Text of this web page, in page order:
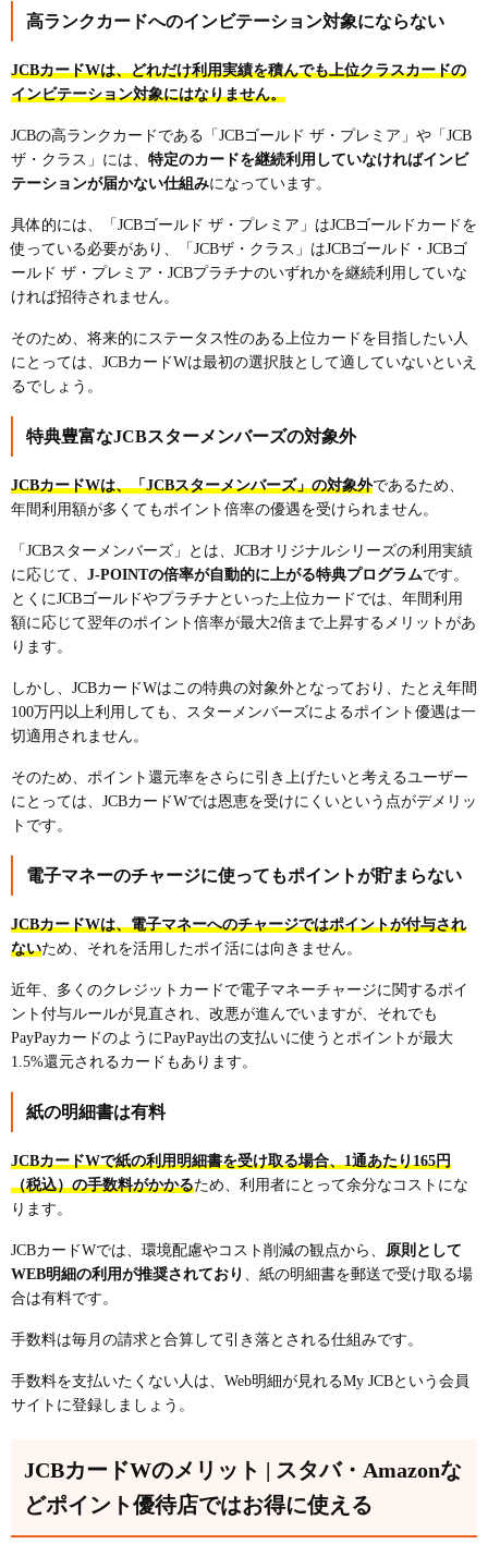
高ランクカードへのインビテーション対象にならない
JCBカードWは、どれだけ利用実績を積んでも上位クラスカードの
インビテーション対象にはなりません。
JCBの高ランクカードである「JCBゴールド ザ・プレミア」や「JCB
ザ・クラス」には、 特定のカードを継続利用していなければインビ
テーションが届かない仕組みになっています。
具体的には、「JCBゴールド ザ・プレミア」はJCBゴールドカードを
使っている必要があり、「JCBザ・クラス」はJCBゴールド・JCBゴ
ールド ザ・プレミア・JCBプラチナのいずれかを継続利用していな
ければ招待されません。
そのため、将来的にステータス性のある上位カードを目指したい人
にとっては、JCBカードWは最初の選択肢として適していないといえ
るでしょう。
特典豊富なJCBスターメンバーズの対象外
JCBカードWは、「JCBスターメンバーズ」の対象外であるため、
年間利用額が多くてもポイント倍率の優遇を受けられません。
「JCBスターメンバーズ」とは、JCBオリジナルシリーズの利用実績
に応じて、 J-POINTの倍率が自動的に上がる特典プログラムです。
とくにJCBゴールドやプラチナといった上位カードでは、年間利用
額に応じて翌年のポイント倍率が最大2倍まで上昇するメリットがあ
ります。
しかし、JCBカードWはこの特典の対象外となっており、たとえ年間
100万円以上利用しても、スターメンバーズによるポイント優遇は一
切適用されません。
そのため、ポイント還元率をさらに引き上げたいと考えるユーザー
にとっては、JCBカードWでは恩恵を受けにくいという点がデメリッ
トです。
電子マネーのチャージに使ってもポイントが貯まらない
JCBカードWは、電子マネーへのチャージではポイントが付与され
ないため、それを活用したポイ活には向きません。
近年、多くのクレジットカードで電子マネーチャージに関するポイ
ント付与ルールが見直され、改悪が進んでいますが、それでも
PayPayカードのようにPayPay出の支払いに使うとポイントが最大
1.5%還元されるカードもあります。
紙の明細書は有料
JCBカードWで紙の利用明細書を受け取る場合、1通あたり165円
（税込）の手数料がかかるため、利用者にとって余分なコストにな
ります。
JCBカードWでは、環境配慮やコスト削減の観点から、 原則として
WEB明細の利用が推奨されており
、紙の明細書を郵送で受け取る場
合は有料です。
手数料は毎月の請求と合算して引き落とされる仕組みです。
手数料を支払いたくない人は、Web明細が見れるMy JCBという会員
サイトに登録しましょう。
JCBカードWのメリット | スタバ・Amazonな
どポイント優待店ではお得に使える